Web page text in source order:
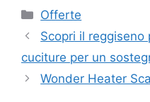
Categorie
Offerte
Scopri il
cuciture per un
Wonder Heater